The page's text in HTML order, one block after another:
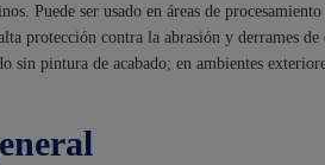
Puede ser usado en áreas de
protección contra la abrasión y derrames
sin pintura de acabado; en ambientes